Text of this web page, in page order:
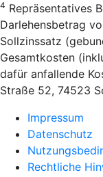
4 Repräsentatives
Darlehensbetrag
Sollzinssatz
Gesamtkosten
dafür anfallende
Straße 52, 74523
Impressum
Datenschutz
Rechtliche